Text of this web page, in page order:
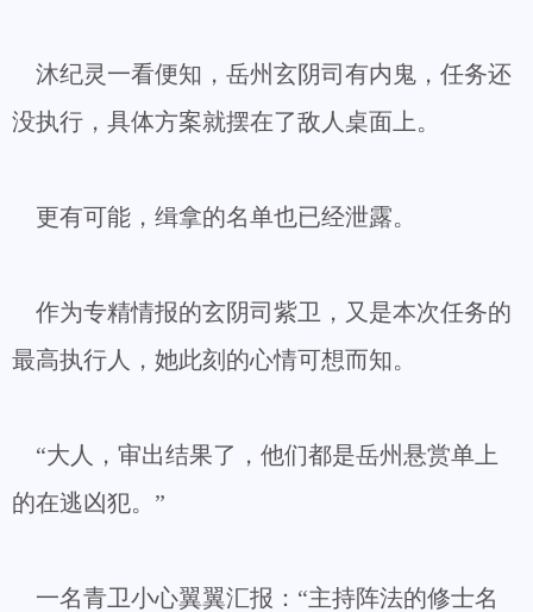
沐纪灵一看便知，岳州玄阴司有内鬼，任务还
没执行，具体方案就摆在了敌人桌面上。
更有可能，缉拿的名单也已经泄露。
作为专精情报的玄阴司紫卫，又是本次任务的
最高执行人，她此刻的心情可想而知。
“大人，审出结果了，他们都是岳州悬赏单上
的在逃凶犯。”
一名青卫小心翼翼汇报：“主持阵法的修士名